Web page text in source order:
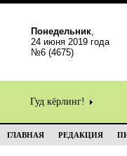
Понедельник,
24 июня 2019 года
№6 (4675)
Гуд кёрлинг!
ГЛАВНАЯ РЕДАКЦИЯ